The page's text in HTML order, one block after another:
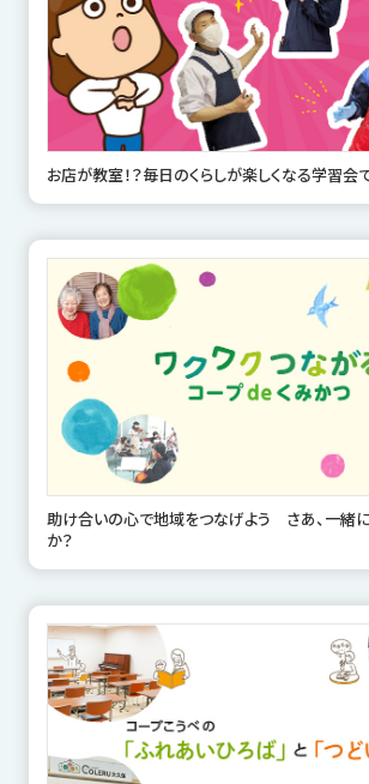
お店が教室！？毎日のくらしが楽しくなる学習会で
助け合いの心で地域をつなげよう さあ、一緒
か？